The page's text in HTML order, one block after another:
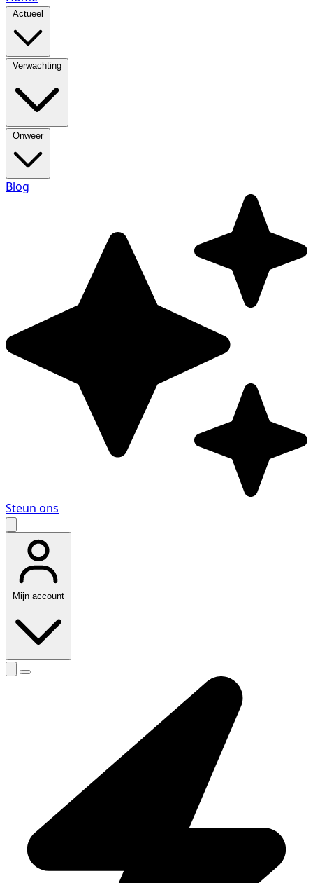
Actueel
Verwachting
Onweer
Blog
Steun ons
Mijn account